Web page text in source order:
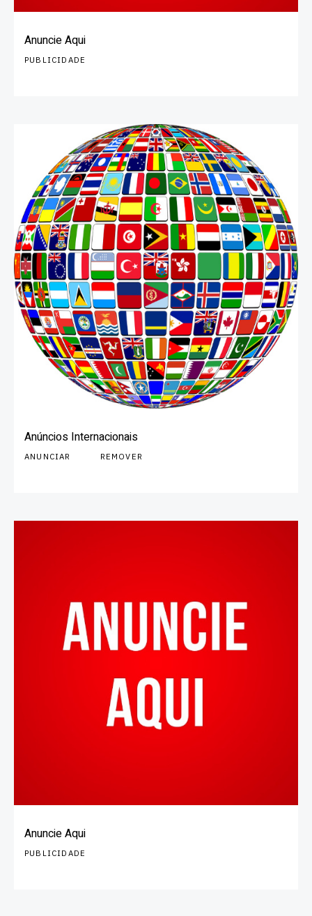
Anuncie Aqui
PUBLICIDADE
Anúncios Internacionais
ANUNCIAR REMOVER
Anuncie Aqui
PUBLICIDADE